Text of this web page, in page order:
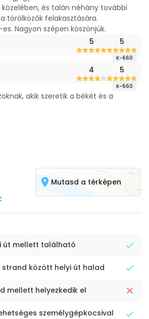
és talán néhány további
törölközők felakasztására.
Nagyon szépen köszönjük.
5 5
K-660
4 5
K-660
akik szeretik a békét és a
Mutasd a térképen
út mellett található
strand között helyi út halad
mellett helyezkedik el
személygépkocsival